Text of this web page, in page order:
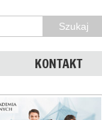
KONTAKT